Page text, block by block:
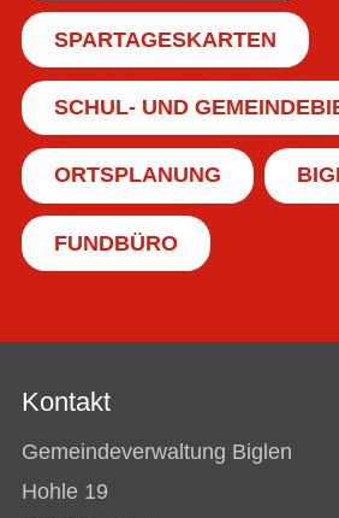
SPARTAGESKARTEN
SCHUL- UND
ORTSPLANUNG
FUNDBÜRO
Kontakt
Gemeindeverwaltung Biglen
Hohle 19